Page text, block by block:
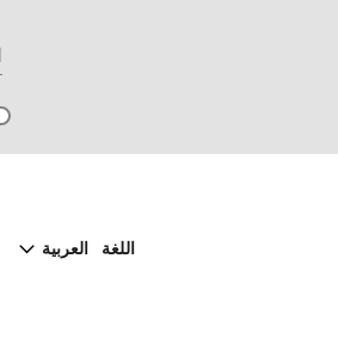
اللغة العربية